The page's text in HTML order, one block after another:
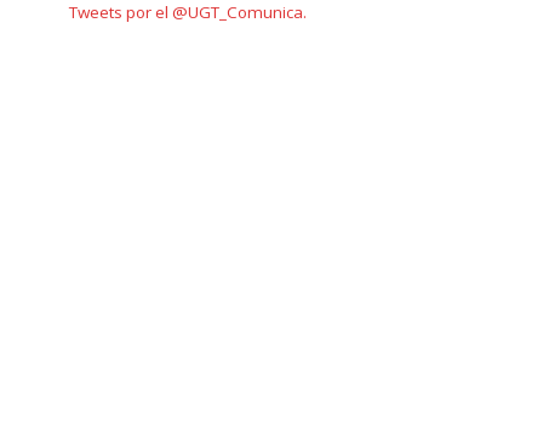
Tweets por el @UGT_Comunica.